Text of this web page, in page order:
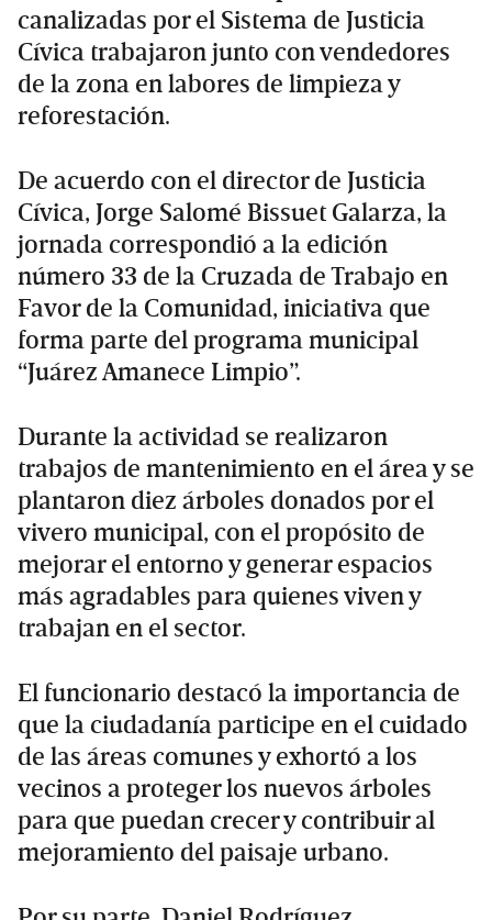
canalizadas por el Sistema de Justicia
Cívica trabajaron junto con vendedores
de la zona en labores de limpieza y
reforestación.
De acuerdo con el director de Justicia
Cívica, Jorge Salomé Bissuet Galarza, la
jornada correspondió a la edición
número 33 de la Cruzada de Trabajo en
Favor de la Comunidad, iniciativa que
forma parte del programa municipal
“Juárez Amanece Limpio”.
Durante la actividad se realizaron
trabajos de mantenimiento en el área y se
plantaron diez árboles donados por el
vivero municipal, con el propósito de
mejorar el entorno y generar espacios
más agradables para quienes viven y
trabajan en el sector.
El funcionario destacó la importancia de
que la ciudadanía participe en el cuidado
de las áreas comunes y exhortó a los
vecinos a proteger los nuevos árboles
para que puedan crecer y contribuir al
mejoramiento del paisaje urbano.